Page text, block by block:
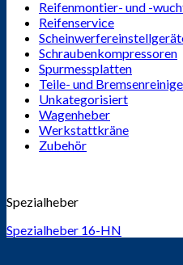
Reifenmontier- und -
Reifenservice
Schraubenkompressoren
Spurmessplatten
Teile- und
Unkategorisiert
Wagenheber
Werkstattkräne
Zubehör
Spezialheber
Spezialheber 16-HN